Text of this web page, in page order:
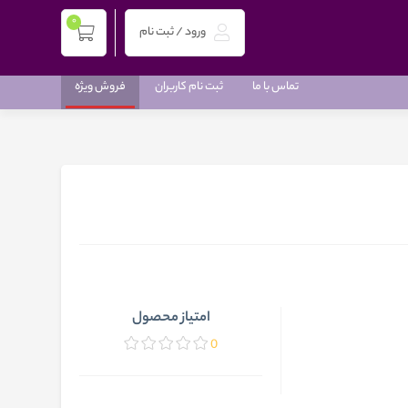
ورود / ثبت نام
0
تماس با ما ثبت نام کاربران فروش ویژه
امتیاز محصول
0